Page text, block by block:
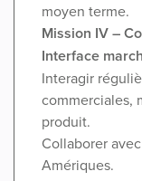
moyen terme.
Mission IV –
Interface
Interagir
commerciales,
produit.
Collaborer
Amériques.